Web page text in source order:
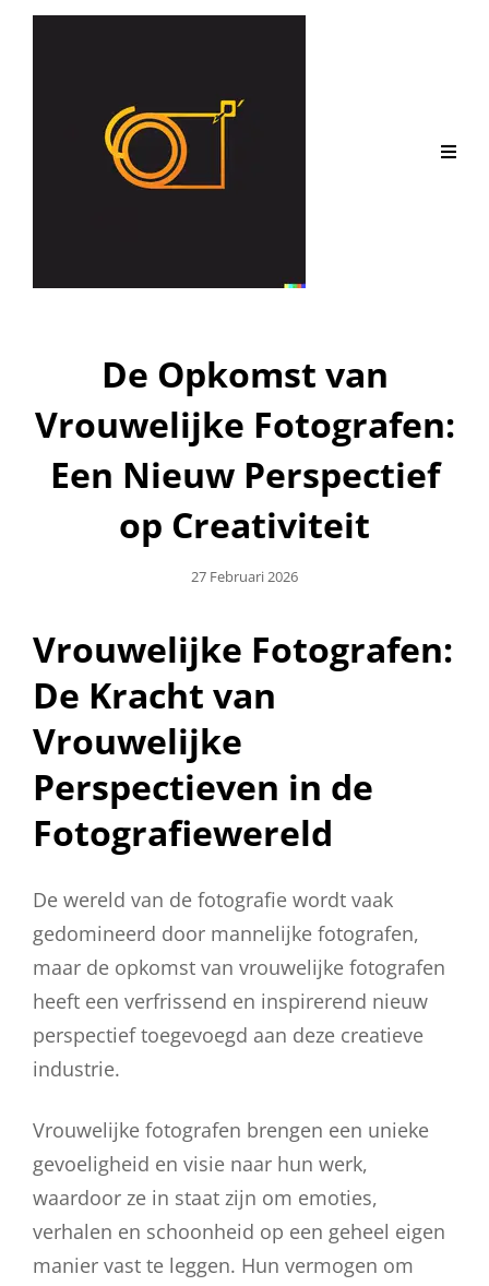
De Opkomst van
Vrouwelijke Fotografen:
Een Nieuw Perspectief
op Creativiteit
Geplaatst
27 Februari 2026
Vrouwelijke Fotografen:
De Kracht van
Vrouwelijke
Perspectieven in de
Fotografiewereld
De wereld van de fotografie wordt vaak
gedomineerd door mannelijke fotografen,
maar de opkomst van vrouwelijke fotografen
heeft een verfrissend en inspirerend nieuw
perspectief toegevoegd aan deze creatieve
industrie.
Vrouwelijke fotografen brengen een unieke
gevoeligheid en visie naar hun werk,
waardoor ze in staat zijn om emoties,
verhalen en schoonheid op een geheel eigen
manier vast te leggen. Hun vermogen om